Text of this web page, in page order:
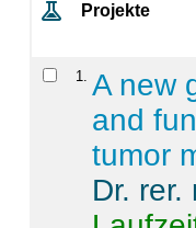
Projekte
1
A new
and
tumor
Dr.